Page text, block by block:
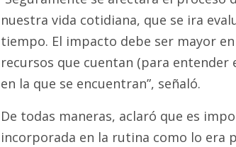
nuestra vida cotidiana, que se ira
tiempo. El impacto debe ser mayor
recursos que cuentan (para entender
en la que se encuentran”, señaló.
De todas maneras, aclaró que es
incorporada en la rutina como lo era